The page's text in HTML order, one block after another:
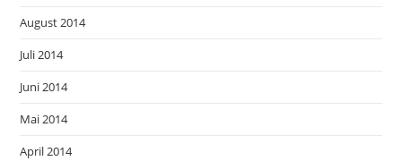
August 2014
Juli 2014
Juni 2014
Mai 2014
April 2014